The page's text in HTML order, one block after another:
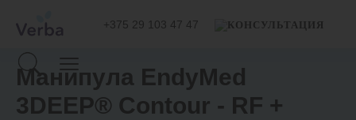
+375 29 103 47 47
Манипула EndyMed
3DEEP® Contour - RF +